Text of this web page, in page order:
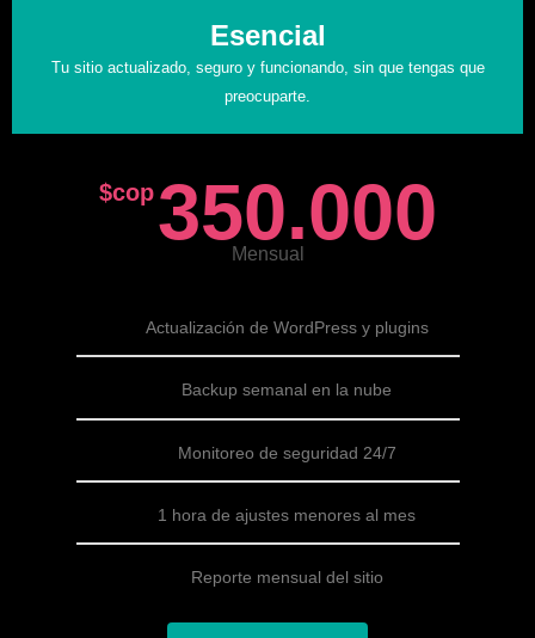
Esencial
Tu sitio actualizado, seguro y funcionando, sin que tengas que
preocuparte.
$cop 350.000
Mensual
Actualización de WordPress y plugins
Backup semanal en la nube
Monitoreo de seguridad 24/7
1 hora de ajustes menores al mes
Reporte mensual del sitio